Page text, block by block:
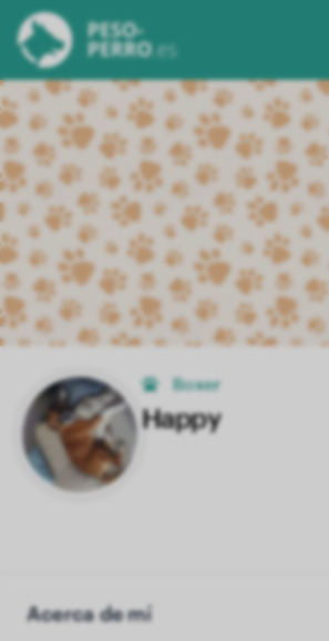
Boxer
Happy
Acerca de mí